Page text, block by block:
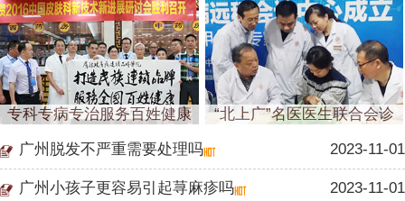
专科专病专治服务百姓健康 “北上广”名医医生联合会诊
广州脱发不严重需要处理吗 2023-11-01
广州小孩子更容易引起荨麻疹吗 2023-11-01